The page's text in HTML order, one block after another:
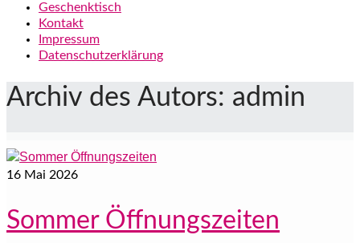
Geschenktisch
Kontakt
Impressum
Datenschutzerklärung
Archiv des Autors: admin
16 Mai 2026
Sommer Öffnungszeiten